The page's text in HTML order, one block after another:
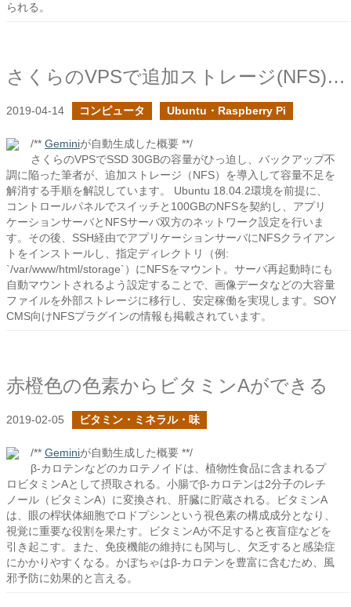
られる。
さくらのVPSで追加ストレージ(NFS)を利用してみた
2019-04-14 コンピュータ Ubuntu・Raspberry Pi
/** Geminiが自動生成した概要 **/
さくらのVPSでSSD 30GBの容量がひっ迫し、バックアップ不
調に陥った筆者が、追加ストレージ（NFS）を導入して容量不足を
解消する手順を解説しています。 Ubuntu 18.04.2環境を前提に、
コントロールパネルでスイッチと100GBのNFSを契約し、アプリ
ケーションサーバとNFSサーバ双方のネットワーク設定を行いま
す。その後、SSH経由でアプリケーションサーバにNFSクライアン
トをインストールし、指定ディレクトリ（例:
`/var/www/html/storage`）にNFSをマウント。サーバ再起動時にも
自動マウントされるよう設定することで、画像データなどの大容量
ファイルを外部ストレージに移行し、安定稼働を実現します。SOY
CMS向けNFSプラグインの情報も掲載されています。
赤橙色の色素からビタミンAができる
2019-02-05 ビタミン・ミネラル・味
/** Geminiが自動生成した概要 **/
β-カロテンなどのカロテノイドは、植物性食品に含まれるプ
ロビタミンAとして摂取される。小腸でβ-カロテンは2分子のレチ
ノール（ビタミンA）に変換され、肝臓に貯蔵される。ビタミンA
は、眼の桿状体細胞でロドプシンという視色素の構成成分となり、
視覚に重要な役割を果たす。ビタミンAが不足すると夜盲症などを
引き起こす。また、免疫機能の維持にも関与し、欠乏すると感染症
にかかりやすくなる。かぼちゃはβ-カロテンを豊富に含むため、風
邪予防に効果的と言える。